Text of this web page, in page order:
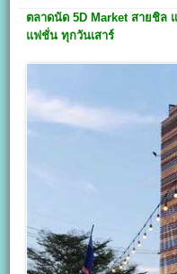
ตลาดนัด 5D Market สายชิล
แฟชั่น ทุกวันเสาร์